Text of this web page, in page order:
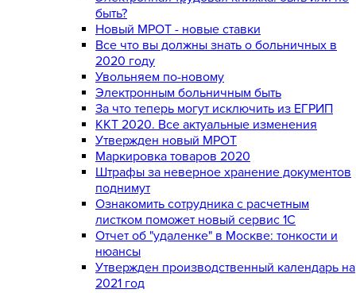
быть?
Новый МРОТ - новые ставки
Все что вы должны знать о больничных в
2020 году
Увольняем по-новому
Электронным больничным быть
За что теперь могут исключить из ЕГРИП
ККТ 2020. Все актуальные изменения
Утвержден новый МРОТ
Маркировка товаров 2020
Штрафы за неверное хранение документов
поднимут
Ознакомить сотрудника с расчетным
листком поможет новый сервис 1С
Отчет об "удаленке" в Москве: тонкости и
нюансы
Утвержден производственный календарь на
2021 год